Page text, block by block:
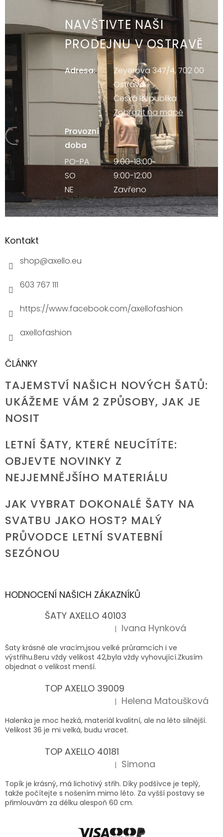
NAVŠTIVTE NAŠI
PRODEJNU V OSTRAVĚ
Adresa:
Zeyerova 347/4, 702 00
Ostrava
Česká Republika
Zobrazit na mapě
Provozní
doba
PO-PA
9:00-18:00
SO
9:00-12:00
NE
Zavřeno
Kontakt
shop@axello.eu
603 767 111
https://www.facebook.com/axellofashion
axellofashion
ČLÁNKY
TAJEMSTVÍ NAŠICH NOVÝCH ŠATŮ:
UKÁŽEME VÁM 2 ZPŮSOBY, JAK JE
NOSIT
LETNÍ ŠATY, KTERÉ NEUCÍTÍTE:
OBJEVTE NOVINKY Z
NEJJEMNĚJŠÍHO MATERIÁLU
JAK VYBRAT DOKONALÉ ŠATY NA
SVATBU JAKO HOST? MALÝ
PRŮVODCE LETNÍ SVATEBNÍ
SEZÓNOU
HODNOCENÍ NAŠICH ZÁKAZNÍKŮ
ŠATY AXELLO 40103
Hodnocení produktu je 5 z 5 hvězdiček.
| Ivana Hynková
Šaty krásné ale vracím,jsou velké průramcích i ve
výstřihu.Beru vždy velikost 42,byla vždy vyhovující.Zkusím
objednat o velikost menší.
TOP AXELLO 39009
Hodnocení produktu je 5 z 5 hvězdiček.
| Helena Matoušková
Halenka je moc hezká, materiál kvalitní, ale na léto silnější.
Velikost 36 je mi velká, budu vracet.
TOP AXELLO 40181
Hodnocení produktu je 5 z 5 hvězdiček.
| Simona
Topík je krásný, má lichotivý střih. Díky podšívce je teplý,
takže počítejte s nošením mimo léto. Za vyšší postavy se
přimlouvám za délku alespoň 60 cm.